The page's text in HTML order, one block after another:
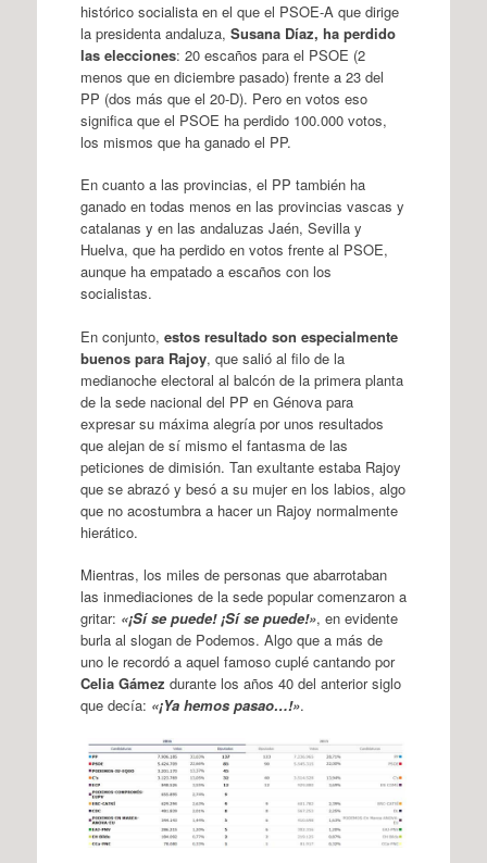
histórico socialista en el que el PSOE-A que dirige
la presidenta andaluza, Susana Díaz, ha perdido
las elecciones: 20 escaños para el PSOE (2
menos que en diciembre pasado) frente a 23 del
PP (dos más que el 20-D). Pero en votos eso
significa que el PSOE ha perdido 100.000 votos,
los mismos que ha ganado el PP.
En cuanto a las provincias, el PP también ha
ganado en todas menos en las provincias vascas y
catalanas y en las andaluzas Jaén, Sevilla y
Huelva, que ha perdido en votos frente al PSOE,
aunque ha empatado a escaños con los
socialistas.
En conjunto, estos resultado son especialmente
buenos para Rajoy, que salió al filo de la
medianoche electoral al balcón de la primera planta
de la sede nacional del PP en Génova para
expresar su máxima alegría por unos resultados
que alejan de sí mismo el fantasma de las
peticiones de dimisión. Tan exultante estaba Rajoy
que se abrazó y besó a su mujer en los labios, algo
que no acostumbra a hacer un Rajoy normalmente
hierático.
Mientras, los miles de personas que abarrotaban
las inmediaciones de la sede popular comenzaron a
gritar: «¡Sí se puede! ¡Sí se puede!», en evidente
burla al slogan de Podemos. Algo que a más de
uno le recordó a aquel famoso cuplé cantando por
Celia Gámez durante los años 40 del anterior siglo
que decía: «¡Ya hemos pasao…!».